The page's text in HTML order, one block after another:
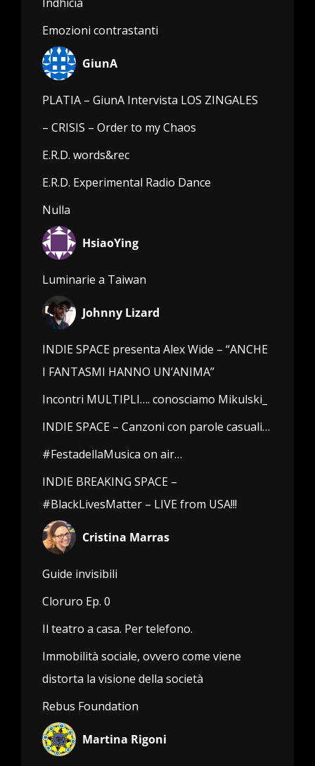
Emozioni contrastanti
GiunA
PLATIA – GiunA Intervista LOS ZINGALES
– CRISIS – Order to my Chaos
E.R.D. words&rec
E.R.D. Experimental Radio Dance
Nulla
HsiaoYing
Luminarie a Taiwan
Johnny Lizard
INDIE SPACE presenta Alex Wide – “ANCHE
I FANTASMI HANNO UN’ANIMA”
Incontri MULTIPLI…. conosciamo Mikulski_
INDIE SPACE – Canzoni con parole casuali…
#FestadellaMusica on air…
INDIE BREAKING SPACE –
#BlackLivesMatter – LIVE from USA!!!
Cristina Marras
Guide invisibili
Cloruro Ep. 0
Il teatro a casa. Per telefono.
Immobilità sociale, ovvero come viene
distorta la visione della società
Rebus Foundation
Martina Rigoni